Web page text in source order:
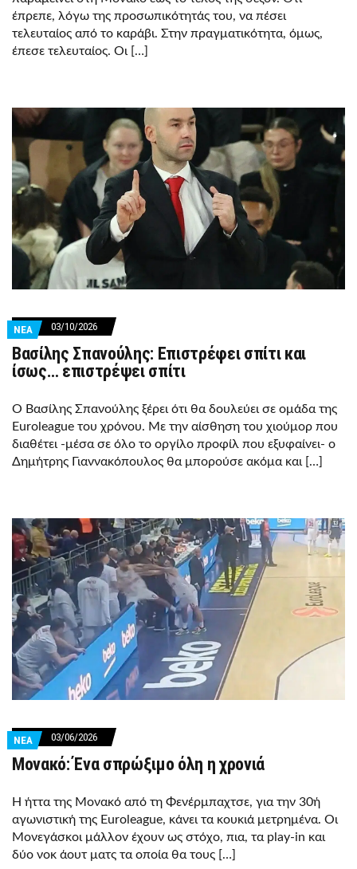
έπρεπε, λόγω της προσωπικότητάς του, να πέσει
τελευταίος από το καράβι. Στην πραγματικότητα, όμως,
έπεσε τελευταίος. Οι […]
ΝΕΑ 03/10/2026
Βασίλης Σπανούλης: Επιστρέφει σπίτι και
ίσως… επιστρέψει σπίτι
Ο Βασίλης Σπανούλης ξέρει ότι θα δουλεύει σε ομάδα της
Euroleague του χρόνου. Με την αίσθηση του χιούμορ που
διαθέτει -μέσα σε όλο το οργίλο προφίλ που εξυφαίνει- ο
Δημήτρης Γιαννακόπουλος θα μπορούσε ακόμα και […]
ΝΕΑ 03/06/2026
Μονακό: Ένα σπρώξιμο όλη η χρονιά
Η ήττα της Μονακό από τη Φενέρμπαχτσε, για την 30ή
αγωνιστική της Euroleague, κάνει τα κουκιά μετρημένα. Οι
Μονεγάσκοι μάλλον έχουν ως στόχο, πια, τα play-in και
δύο νοκ άουτ ματς τα οποία θα τους […]